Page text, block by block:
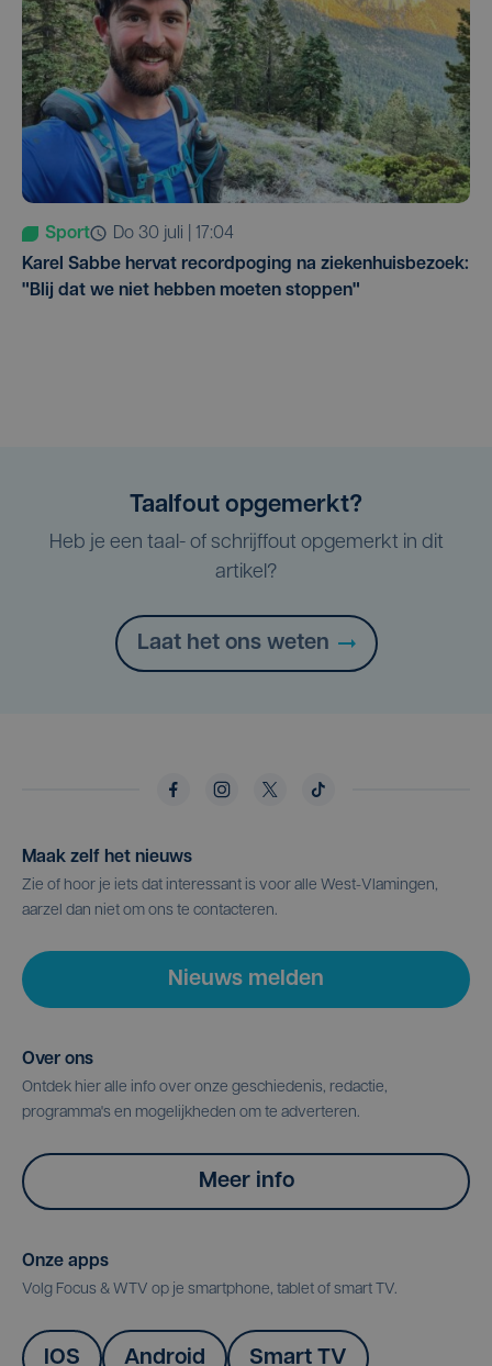
Sport
do 30 juli | 17:04
Karel Sabbe hervat recordpoging na ziekenhuisbezoek:
"Blij dat we niet hebben moeten stoppen"
Taalfout opgemerkt?
Heb je een taal- of schrijffout opgemerkt in dit
artikel?
Laat het ons weten
Maak zelf het nieuws
Zie of hoor je iets dat interessant is voor alle West-Vlamingen,
aarzel dan niet om ons te contacteren.
Nieuws melden
Over ons
Ontdek hier alle info over onze geschiedenis, redactie,
programma's en mogelijkheden om te adverteren.
Meer info
Onze apps
Volg Focus & WTV op je smartphone, tablet of smart TV.
IOS Android Smart TV